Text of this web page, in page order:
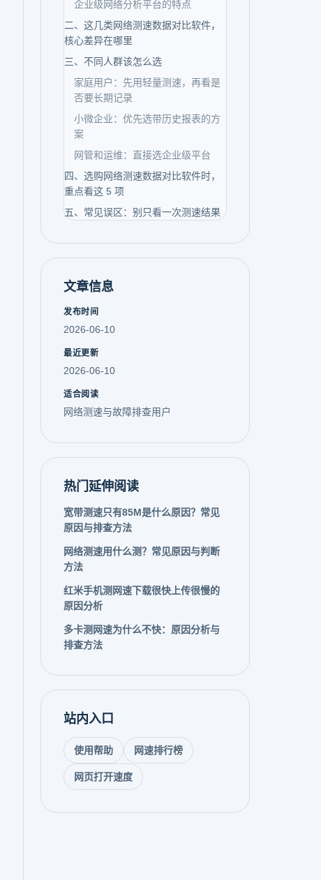
企业级网络分析平台的特点
二、这几类网络测速数据对比软件，
核心差异在哪里
三、不同人群该怎么选
家庭用户：先用轻量测速，再看是
否要长期记录
小微企业：优先选带历史报表的方
案
网管和运维：直接选企业级平台
四、选购网络测速数据对比软件时，
重点看这 5 项
五、常见误区：别只看一次测速结果
文章信息
发布时间
2026-06-10
最近更新
2026-06-10
适合阅读
网络测速与故障排查用户
热门延伸阅读
宽带测速只有85M是什么原因？常见
原因与排查方法
网络测速用什么测？常见原因与判断
方法
红米手机测网速下载很快上传很慢的
原因分析
多卡测网速为什么不快：原因分析与
排查方法
站内入口
使用帮助 网速排行榜
网页打开速度